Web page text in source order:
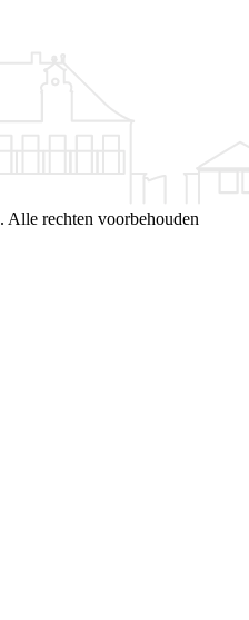
rechten voorbehouden